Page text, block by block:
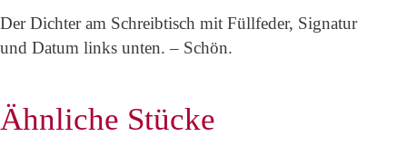
Der Dichter am Schreibtisch mit Füllfeder, Signatur
und Datum links unten. – Schön.
Ähnliche Stücke